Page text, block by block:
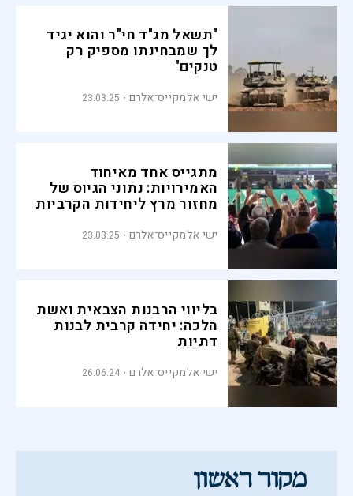
"תשאל מג"ד חי"ר והוא יגיד
לך שמבחינתו מספיק רק
טנקים"
ישי אלמקייס־אלרם 23.03.25
מתגייס אחד מאיחוד
האמירויות: נתוני הגיוס של
מחזור מרץ ליחידות הקרביות
ישי אלמקייס־אלרם 23.03.25
בליווי הרבנות הצבאית ואשת
הלכה: יחידה קרבית לבנות
דתיות
ישי אלמקייס־אלרם 26.06.24